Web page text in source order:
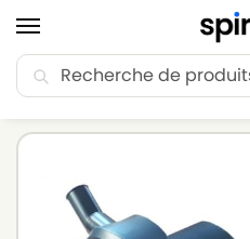
🚚 Livraison Point Relais